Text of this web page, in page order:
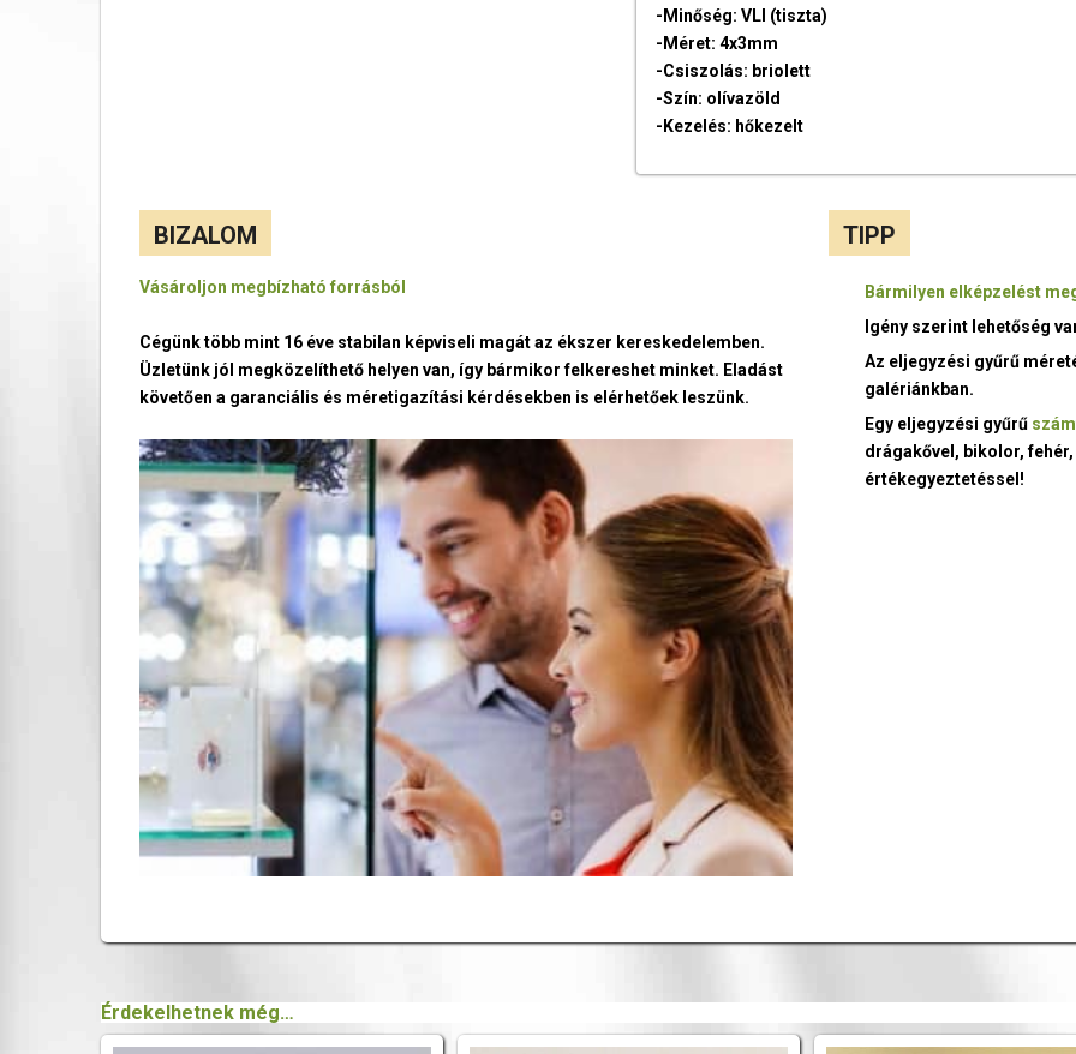
-Minőség: VLI (tiszta)
-Méret: 4x3mm
-Csiszolás: briolett
-Szín: olívazöld
-Kezelés: hőkezelt
BIZALOM
Vásároljon megbízható forrásból
Cégünk több mint 16 éve stabilan képviseli magát az ékszer kereskedelemben.
Üzletünk jól megközelíthető helyen van, így bármikor felkereshet minket. Eladást
követően a garanciális és méretigazítási kérdésekben is elérhetőek leszünk.
TIPP
Bármilyen elképzelést
Igény szerint lehetőség
Az eljegyzési gyűrű
galériánkban.
Egy eljegyzési gyűrű
drágakővel, bikolor,
értékegyeztetéssel!
Érdekelhetnek még…